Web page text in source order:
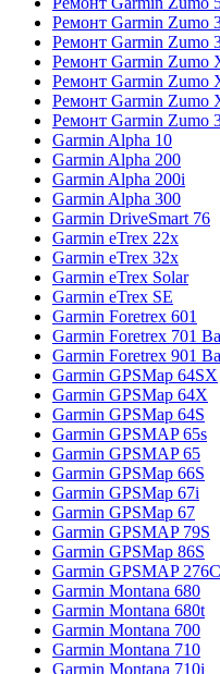
Ремонт Garmin Zumo
Ремонт Garmin Zumo
Ремонт Garmin Zumo
Ремонт Garmin Zumo
Ремонт Garmin Zumo
Ремонт Garmin Zumo
Garmin Alpha 10
Garmin Alpha 200
Garmin Alpha 200i
Garmin Alpha 300
Garmin DriveSmart 76
Garmin eTrex 22x
Garmin eTrex 32x
Garmin eTrex Solar
Garmin eTrex SE
Garmin Foretrex 601
Garmin Foretrex 701
Garmin Foretrex 901
Garmin GPSMap 64SX
Garmin GPSMap 64X
Garmin GPSMap 64S
Garmin GPSMAP 65s
Garmin GPSMAP 65
Garmin GPSMap 66S
Garmin GPSMap 67i
Garmin GPSMap 67
Garmin GPSMAP 79S
Garmin GPSMap 86S
Garmin GPSMAP
Garmin Montana 680
Garmin Montana 680t
Garmin Montana 700
Garmin Montana 710
Garmin Montana 710i